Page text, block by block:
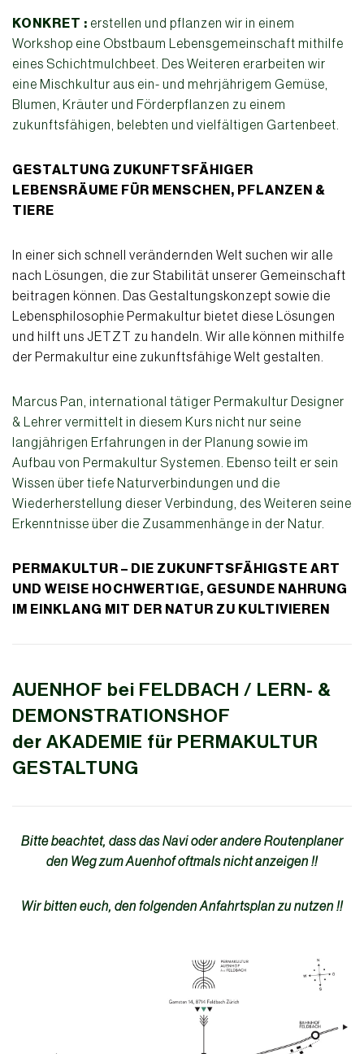
KONKRET : erstellen und pflanzen wir in einem
Workshop eine Obstbaum Lebensgemeinschaft mithilfe
eines Schichtmulchbeet. Des Weiteren erarbeiten wir
eine Mischkultur aus ein- und mehrjährigem Gemüse,
Blumen, Kräuter und Förderpflanzen zu einem
zukunftsfähigen, belebten und vielfältigen Gartenbeet.
GESTALTUNG ZUKUNFTSFÄHIGER
LEBENSRÄUME FÜR MENSCHEN, PFLANZEN &
TIERE
In einer sich schnell verändernden Welt suchen wir alle
nach Lösungen, die zur Stabilität unserer Gemeinschaft
beitragen können. Das Gestaltungskonzept sowie die
Lebensphilosophie Permakultur bietet diese Lösungen
und hilft uns JETZT zu handeln. Wir alle können mithilfe
der Permakultur eine zukunftsfähige Welt gestalten.
Marcus Pan, international tätiger Permakultur Designer
& Lehrer vermittelt in diesem Kurs nicht nur seine
langjährigen Erfahrungen in der Planung sowie im
Aufbau von Permakultur Systemen. Ebenso teilt er sein
Wissen über tiefe Naturverbindungen und die
Wiederherstellung dieser Verbindung, des Weiteren seine
Erkenntnisse über die Zusammenhänge in der Natur.
PERMAKULTUR – DIE ZUKUNFTSFÄHIGSTE ART
UND WEISE HOCHWERTIGE, GESUNDE NAHRUNG
IM EINKLANG MIT DER NATUR ZU KULTIVIEREN
AUENHOF bei FELDBACH / LERN- &
DEMONSTRATIONSHOF
der AKADEMIE für PERMAKULTUR
GESTALTUNG
Bitte beachtet, dass das Navi oder andere Routenplaner
den Weg zum Auenhof oftmals nicht anzeigen !!
Wir bitten euch, den folgenden Anfahrtsplan zu nutzen !!